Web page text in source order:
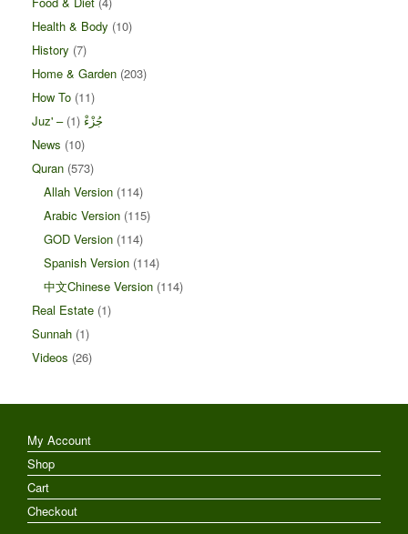
Health & Body (10)
History (7)
Home & Garden (203)
How To (11)
Juz' – جُزْءْ (1)
News (10)
Quran (573)
Allah Version (114)
Arabic Version (115)
GOD Version (114)
Spanish Version (114)
中文Chinese Version (114)
Real Estate (1)
Sunnah (1)
Videos (26)
My Account
Shop
Cart
Checkout